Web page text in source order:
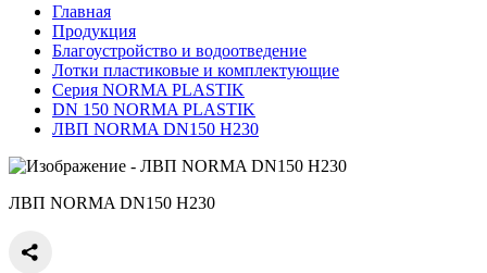
Главная
Продукция
Благоустройство и водоотведение
Лотки пластиковые и комплектующие
Серия NORMA PLASTIK
DN 150 NORMA PLASTIK
ЛВП NORMA DN150 H230
ЛВП NORMA DN150 H230